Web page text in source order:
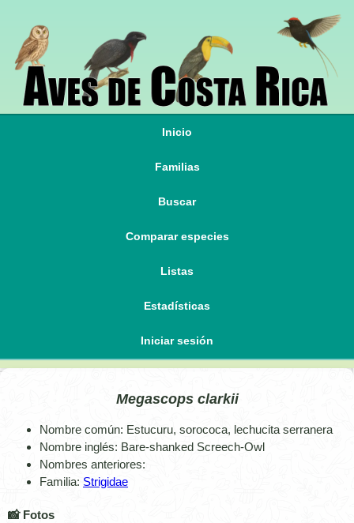
Inicio
Familias
Buscar
Comparar especies
Listas
Estadísticas
Iniciar sesión
Megascops clarkii
Nombre común: Estucuru, sorococa, lechucita serranera
Nombre inglés: Bare-shanked Screech-Owl
Nombres anteriores:
Familia: Strigidae
📸 Fotos